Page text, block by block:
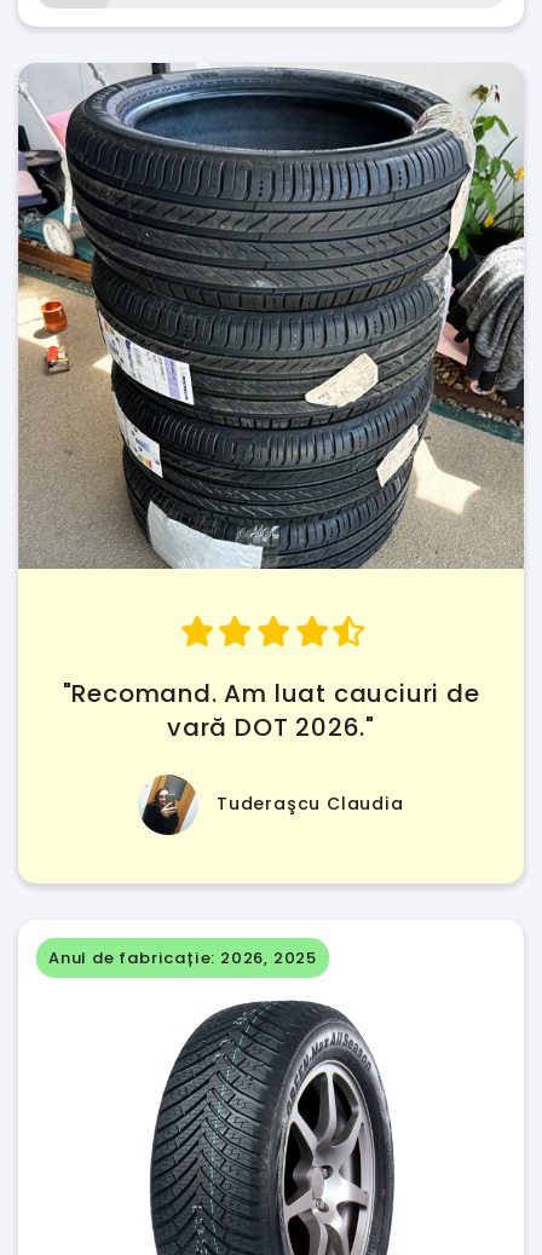
"Recomand. Am luat cauciuri de
vară DOT 2026."
Tuderaşcu Claudia